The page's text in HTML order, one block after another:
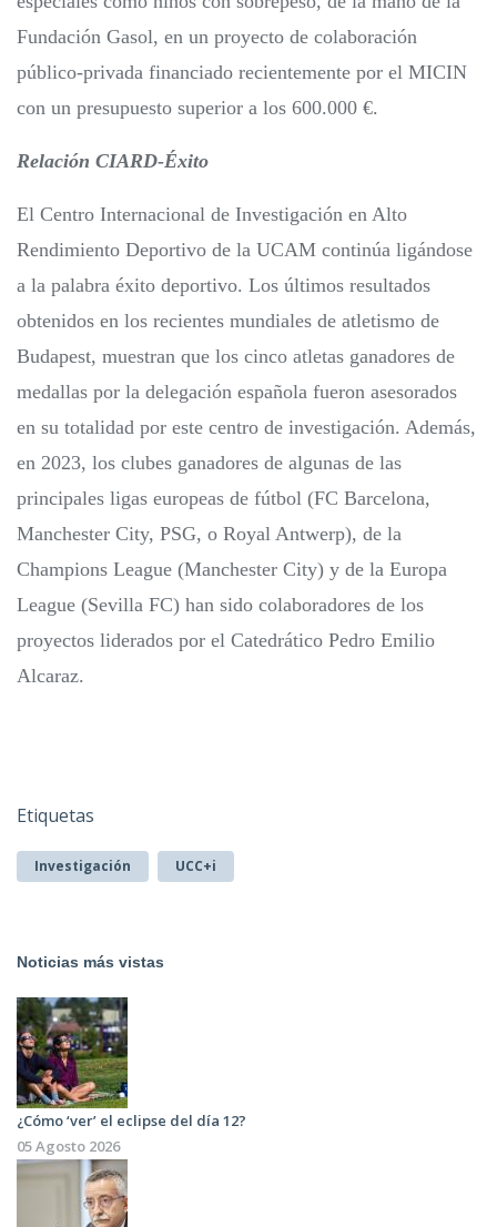
Fundación Gasol, en un proyecto de colaboración
público-privada financiado recientemente por el MICIN
con un presupuesto superior a los 600.000 €.
Relación CIARD-Éxito
El Centro Internacional de Investigación en Alto
Rendimiento Deportivo de la UCAM continúa ligándose
a la palabra éxito deportivo. Los últimos resultados
obtenidos en los recientes mundiales de atletismo de
Budapest, muestran que los cinco atletas ganadores de
medallas por la delegación española fueron asesorados
en su totalidad por este centro de investigación. Además,
en 2023, los clubes ganadores de algunas de las
principales ligas europeas de fútbol (FC Barcelona,
Manchester City, PSG, o Royal Antwerp), de la
Champions League (Manchester City) y de la Europa
League (Sevilla FC) han sido colaboradores de los
proyectos liderados por el Catedrático Pedro Emilio
Alcaraz.
Etiquetas
Investigación UCC+i
Noticias más vistas
¿Cómo ‘ver’ el eclipse del día 12?
05 Agosto 2026